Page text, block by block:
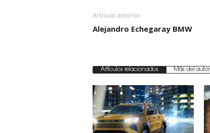
Artículo anterior
Alejandro Echegaray BMW
Artículos relacionados Más del autor